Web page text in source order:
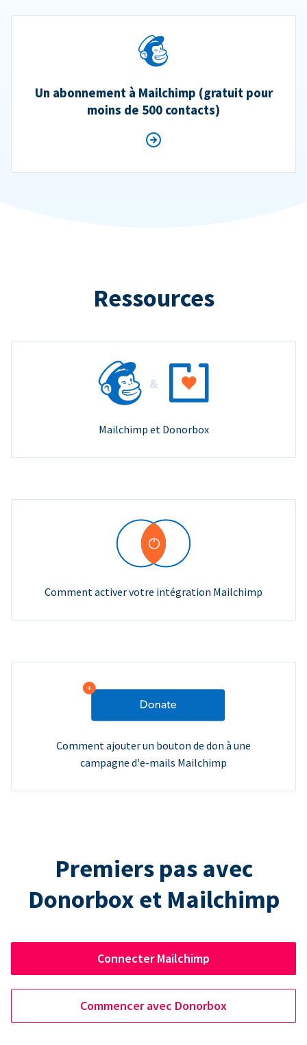
Un abonnement à Mailchimp (gratuit pour
moins de 500 contacts)
Ressources
Mailchimp et Donorbox
Comment activer votre intégration Mailchimp
Comment ajouter un bouton de don à une
campagne d'e-mails Mailchimp
Premiers pas avec
Donorbox et Mailchimp
Connecter Mailchimp
Commencer avec Donorbox